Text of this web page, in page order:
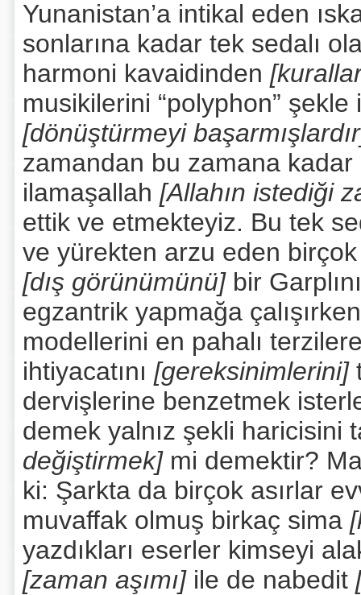
Yunanistan’a intikal eden
sonlarına kadar tek sedalı
harmoni kavaidinden
musikilerini “polyphon”
[dönüştürmeyi
zamandan bu zamana
ilamaşallah [Allahın istediği
ettik ve etmekteyiz. Bu tek
ve yürekten arzu eden
[dış görünümünü] bir
egzantrik yapmağa
modellerini en pahalı
ihtiyacatını [gereksinimlerini]
dervişlerine benzetmek
demek yalnız şekli haricisini
değiştirmek] mi demektir?
ki: Şarkta da birçok asırlar
muvaffak olmuş birkaç sima
yazdıkları eserler kimseyi
[zaman aşımı]ile de nabedit